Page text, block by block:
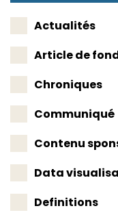
Actualités
Article de
Chroniques
Communiqué
Contenu
Data
Definitions